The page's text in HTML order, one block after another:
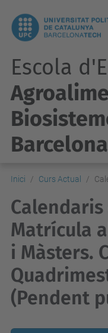
Escola
Barcelona
Inici Curs Actual
Calendaris
Matrícula
i Màsters.
(Pendent